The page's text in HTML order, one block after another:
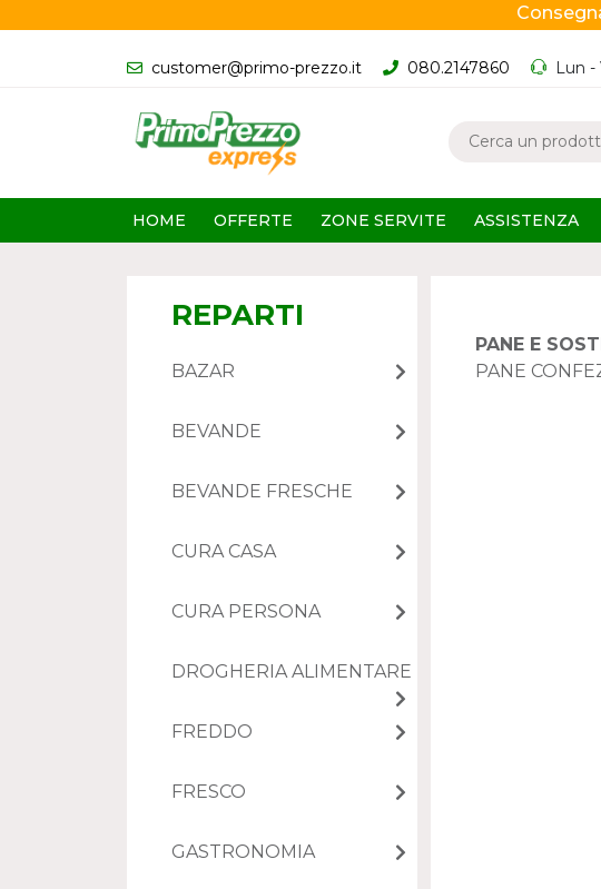
customer@primo-prezzo.it 080.2147860 Lun -
HOME OFFERTE ZONE SERVITE ASSISTENZA
REPARTI
BAZAR
BEVANDE
BEVANDE FRESCHE
CURA CASA
CURA PERSONA
DROGHERIA ALIMENTARE
FREDDO
FRESCO
GASTRONOMIA
PANE E
PANE